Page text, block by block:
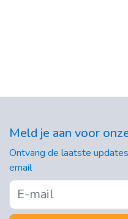
Meld je aan voor
Ontvang de laatste
email